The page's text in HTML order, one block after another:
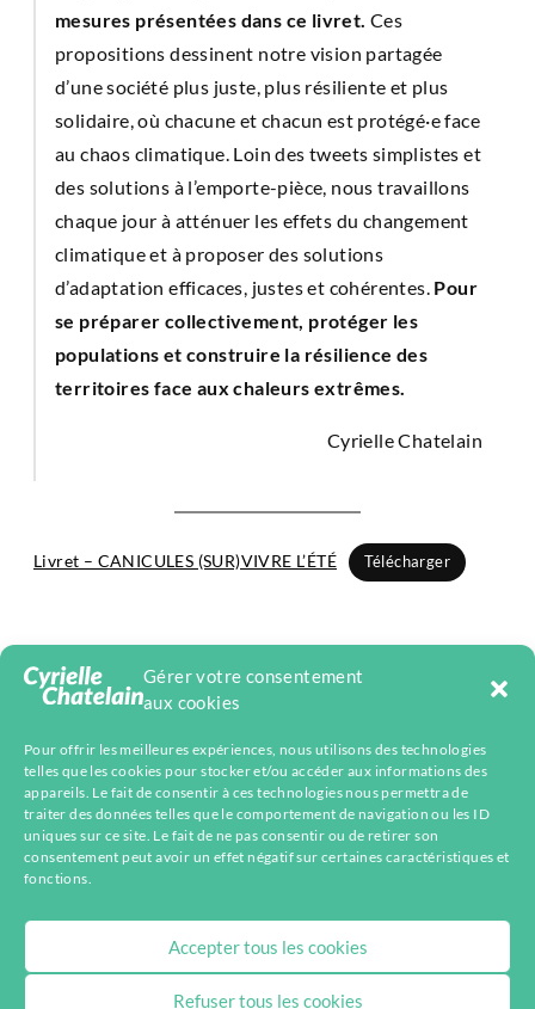
Gérer votre consentement
aux cookies
Pour offrir les meilleures expériences, nous utilisons des technologies
telles que les cookies pour stocker et/ou accéder aux informations des
appareils. Le fait de consentir à ces technologies nous permettra de
traiter des données telles que le comportement de navigation ou les ID
uniques sur ce site. Le fait de ne pas consentir ou de retirer son
consentement peut avoir un effet négatif sur certaines caractéristiques et
fonctions.
Accepter tous les cookies
Refuser tous les cookies
mesures présentées dans ce livret. Ces
propositions dessinent notre vision partagée
d’une société plus juste, plus résiliente et plus
solidaire, où chacune et chacun est protégé·e face
au chaos climatique. Loin des tweets simplistes et
des solutions à l’emporte-pièce, nous travaillons
chaque jour à atténuer les effets du changement
climatique et à proposer des solutions
d’adaptation efficaces, justes et cohérentes. Pour
se préparer collectivement, protéger les
populations et construire la résilience des
territoires face aux chaleurs extrêmes.
Cyrielle Chatelain
Livret – CANICULES (SUR)VIVRE L’ÉTÉ Télécharger
Facebook Mastodon Instagram Telegram YouTube LinkedIn Bluesky